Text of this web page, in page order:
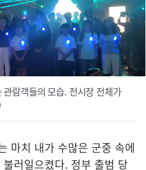
람객들의 모습. 전시장 전체가
마치 내가 수많은 군중 속에
러일으켰다. 정부 출범 당